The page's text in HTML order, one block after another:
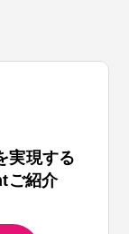
実現する
ご紹介